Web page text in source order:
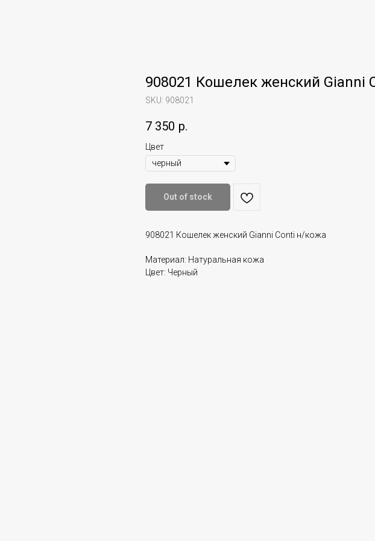
908021 Кошелек женский Gianni
SKU: 908021
7 350 р.
Цвет
Out of stock
908021 Кошелек женский Gianni Conti н/кожа
Материал: Натуральная кожа
Цвет: Черный